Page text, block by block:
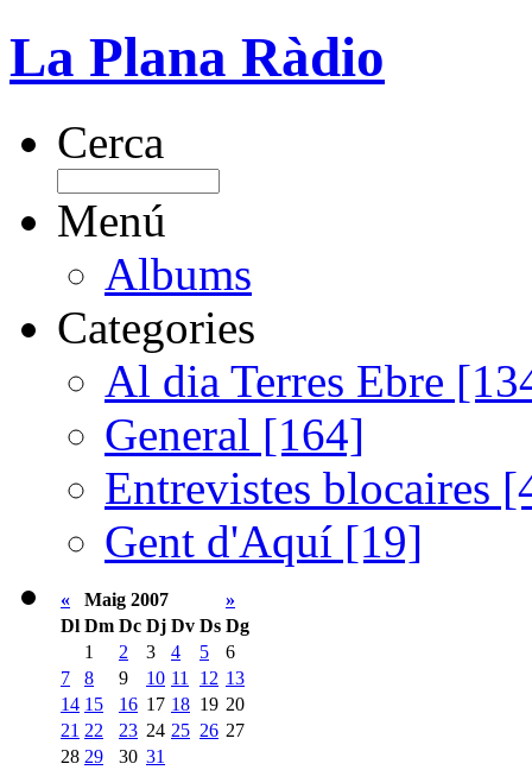
La Plana Ràdio
Cerca
Menú
Albums
Categories
Al dia Terres Ebre
General [164]
Entrevistes blocaires
Gent d'Aquí [19]
« Maig 2007
»
Dl Dm Dc Dj Dv Ds Dg
1
2 3 4 5
6
7
8 9 10 11 12 13
14 15 16 17 18 19 20
21 22 23 24 25 26 27
28 29 30 31